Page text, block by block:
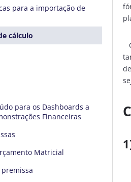
para a importação de
cálculo
para os Dashboards a
Financeiras
Matricial
1